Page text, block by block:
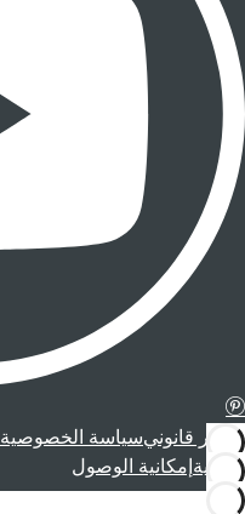
إشعار قانونيسياسة الخصوصية
قانونية إمكانية الوصول